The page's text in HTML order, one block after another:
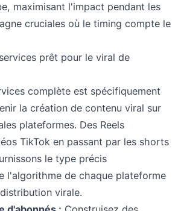
maximisant l'impact pendant les
cruciales où le timing compte le
prêt pour le viral de
complète est spécifiquement
la création de contenu viral sur
plateformes. Des Reels
TikTok en passant par les shorts
le type précis
l'algorithme de chaque plateforme
virale.